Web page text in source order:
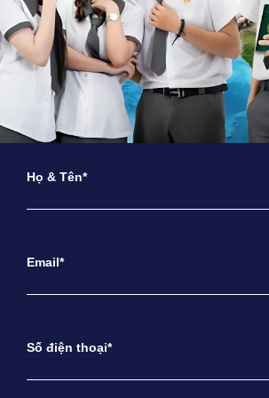
Họ & Tên*
Email*
Số điện thoại*